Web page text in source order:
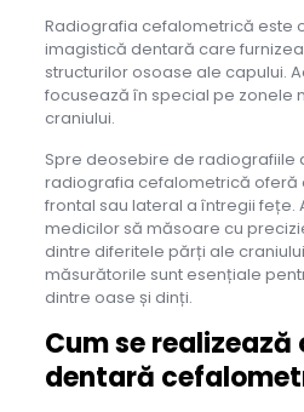
Radiografia cefalometrică este
imagistică dentară care
structurilor osoase ale capului.
focusează în special pe zonele
craniului.
Spre deosebire de radiografiile
radiografia cefalometrică oferă
frontal sau lateral a întregii fețe.
medicilor să măsoare cu
dintre diferitele părți ale
măsurătorile sunt esențiale
dintre oase și dinți.
Cum se
dentară